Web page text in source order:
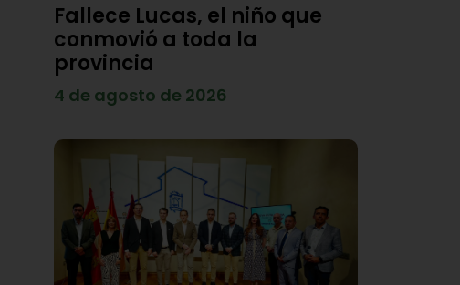
Fallece Lucas, el niño que
conmovió a toda la
provincia
4 de agosto de 2026